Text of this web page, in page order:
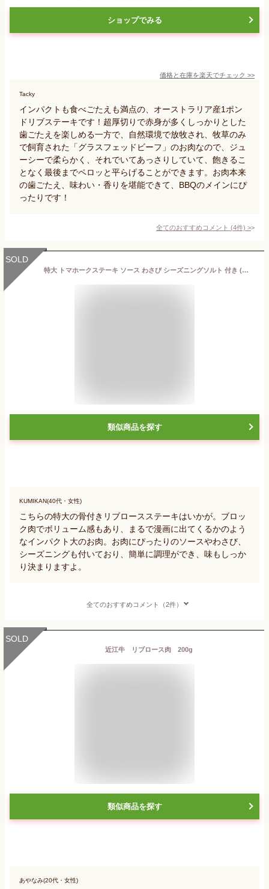
ショップでみる
価格と在庫を楽天でチェック >>
Tacky
インパクトも食べごたえも満点の、オーストラリア産1ポン
ドリブステーキです！超厚切りで赤身が多くしっかりとした
歯ごたえを楽しめる一方で、自然環境で放牧され、牧草のみ
で飼育された「グラスフェッドビーフ」のお肉なので、ジュ
ーシーで柔らかく、それでいてあっさりしていて、飽きるこ
となく最後までペロッと平らげることができます。お肉本来
の歯ごたえ、味わい・香りを堪能できて、BBQのメインにぴ
ったりです！
全てのおすすめコメント (4件) >
SOLD
特大 トマホークステーキ ソース わさび シーズニングソルト 付き (約 900g 1本 ) | メキシコ産 骨付き リブロース ステーキ ブロック 肉 塊肉 クリスマス プレゼント バーベキュー BBQ 花見 冷凍ギフト お取り寄せ お祝い 内祝い マンガ肉 贈り物 父の日 キャンプ
類似商品を探す
KUMIKAN(40代・女性)
こちらの特大の骨付きリブロースステーキはいかが。ブロッ
ク肉でボリューム感もあり、まるで漫画に出てくるかのよう
なインパクト大のお肉。お肉にぴったりのソースやわさび、
シーズニングも付いており、簡単に調理ができ、味もしっか
り決まりますよ。
全てのおすすめコメント（2件）
SOLD
近江牛 リブロース肉 200g
類似商品を探す
あやなみ(20代・女性)